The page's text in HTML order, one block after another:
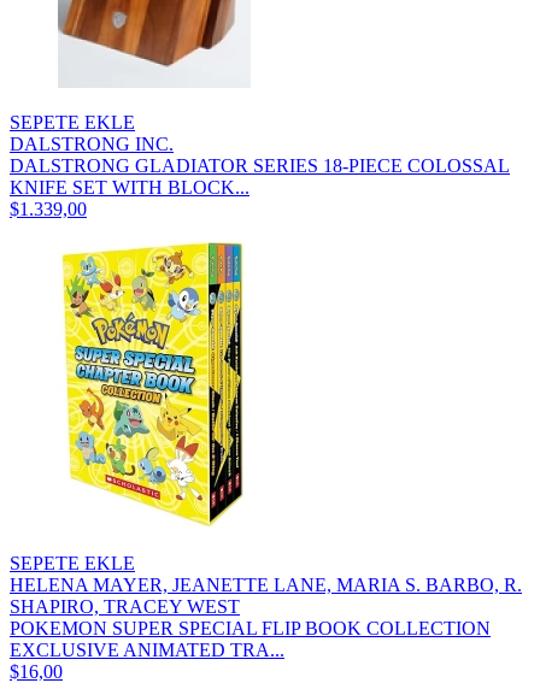
SEPETE EKLE
DALSTRONG INC.
DALSTRONG GLADIATOR SERIES 18-PIECE COLOSSAL
KNIFE SET WITH BLOCK...
$1.339,00
SEPETE EKLE
HELENA MAYER, JEANETTE LANE, MARIA S. BARBO, R.
SHAPIRO, TRACEY WEST
POKEMON SUPER SPECIAL FLIP BOOK COLLECTION
EXCLUSIVE ANIMATED TRA...
$16,00